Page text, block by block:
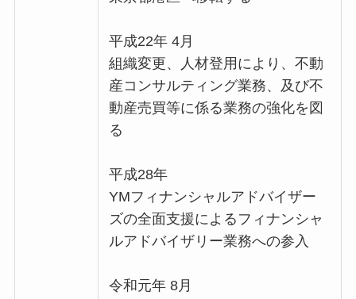
平成22年 4月
組織変更、人材登用により、不動
産コンサルティング業務、及び不
動産売買等に係る業務の強化を図
る
平成28年
YMフィナンシャルアドバイザー
ズの全面支援によるフィナンシャ
ルアドバイザリー業務への参入
令和元年 8月